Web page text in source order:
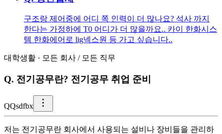
구조랑 제어중에 어디 쪽 인력이 더 많나요? 석사 까지
한다는 가정하에 T0 어디가 더 많을까요.. 카이 한화시스
템 한화에어로 lig넥스원 등 가고 싶습니다..
대학생활 · 모든 회사 / 모든 직무
Q. 전기공무란? 전기공무 취업 준비
QQsdfbx
저는 전기공무란 회사에서 사용되는 설비나 장비들을 관리하